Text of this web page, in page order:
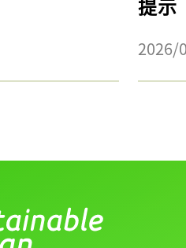
提示
2026/
ログインが必
会員登録